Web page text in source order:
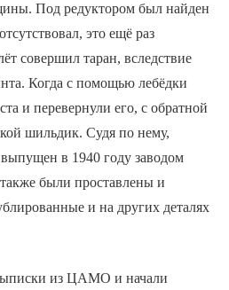
Под редуктором был найден
это ещё раз
совершил таран, вследствие
Когда с помощью лебёдки
и перевернули его, с обратной
шильдик. Судя по нему,
в 1940 году заводом
были проставлены и
и на других деталях
из ЦАМО и начали